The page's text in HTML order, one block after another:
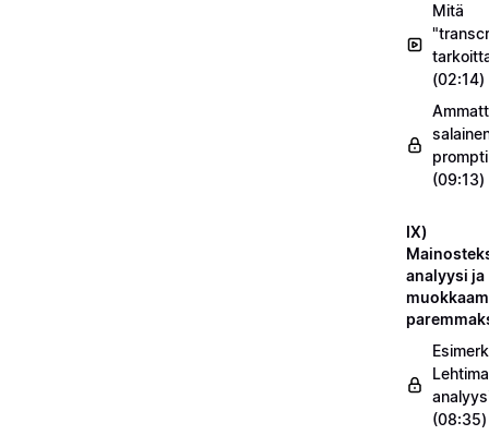
Mitä
(02:14)
prompti
(09:13)
IX)
analyysi ja
(08:35)